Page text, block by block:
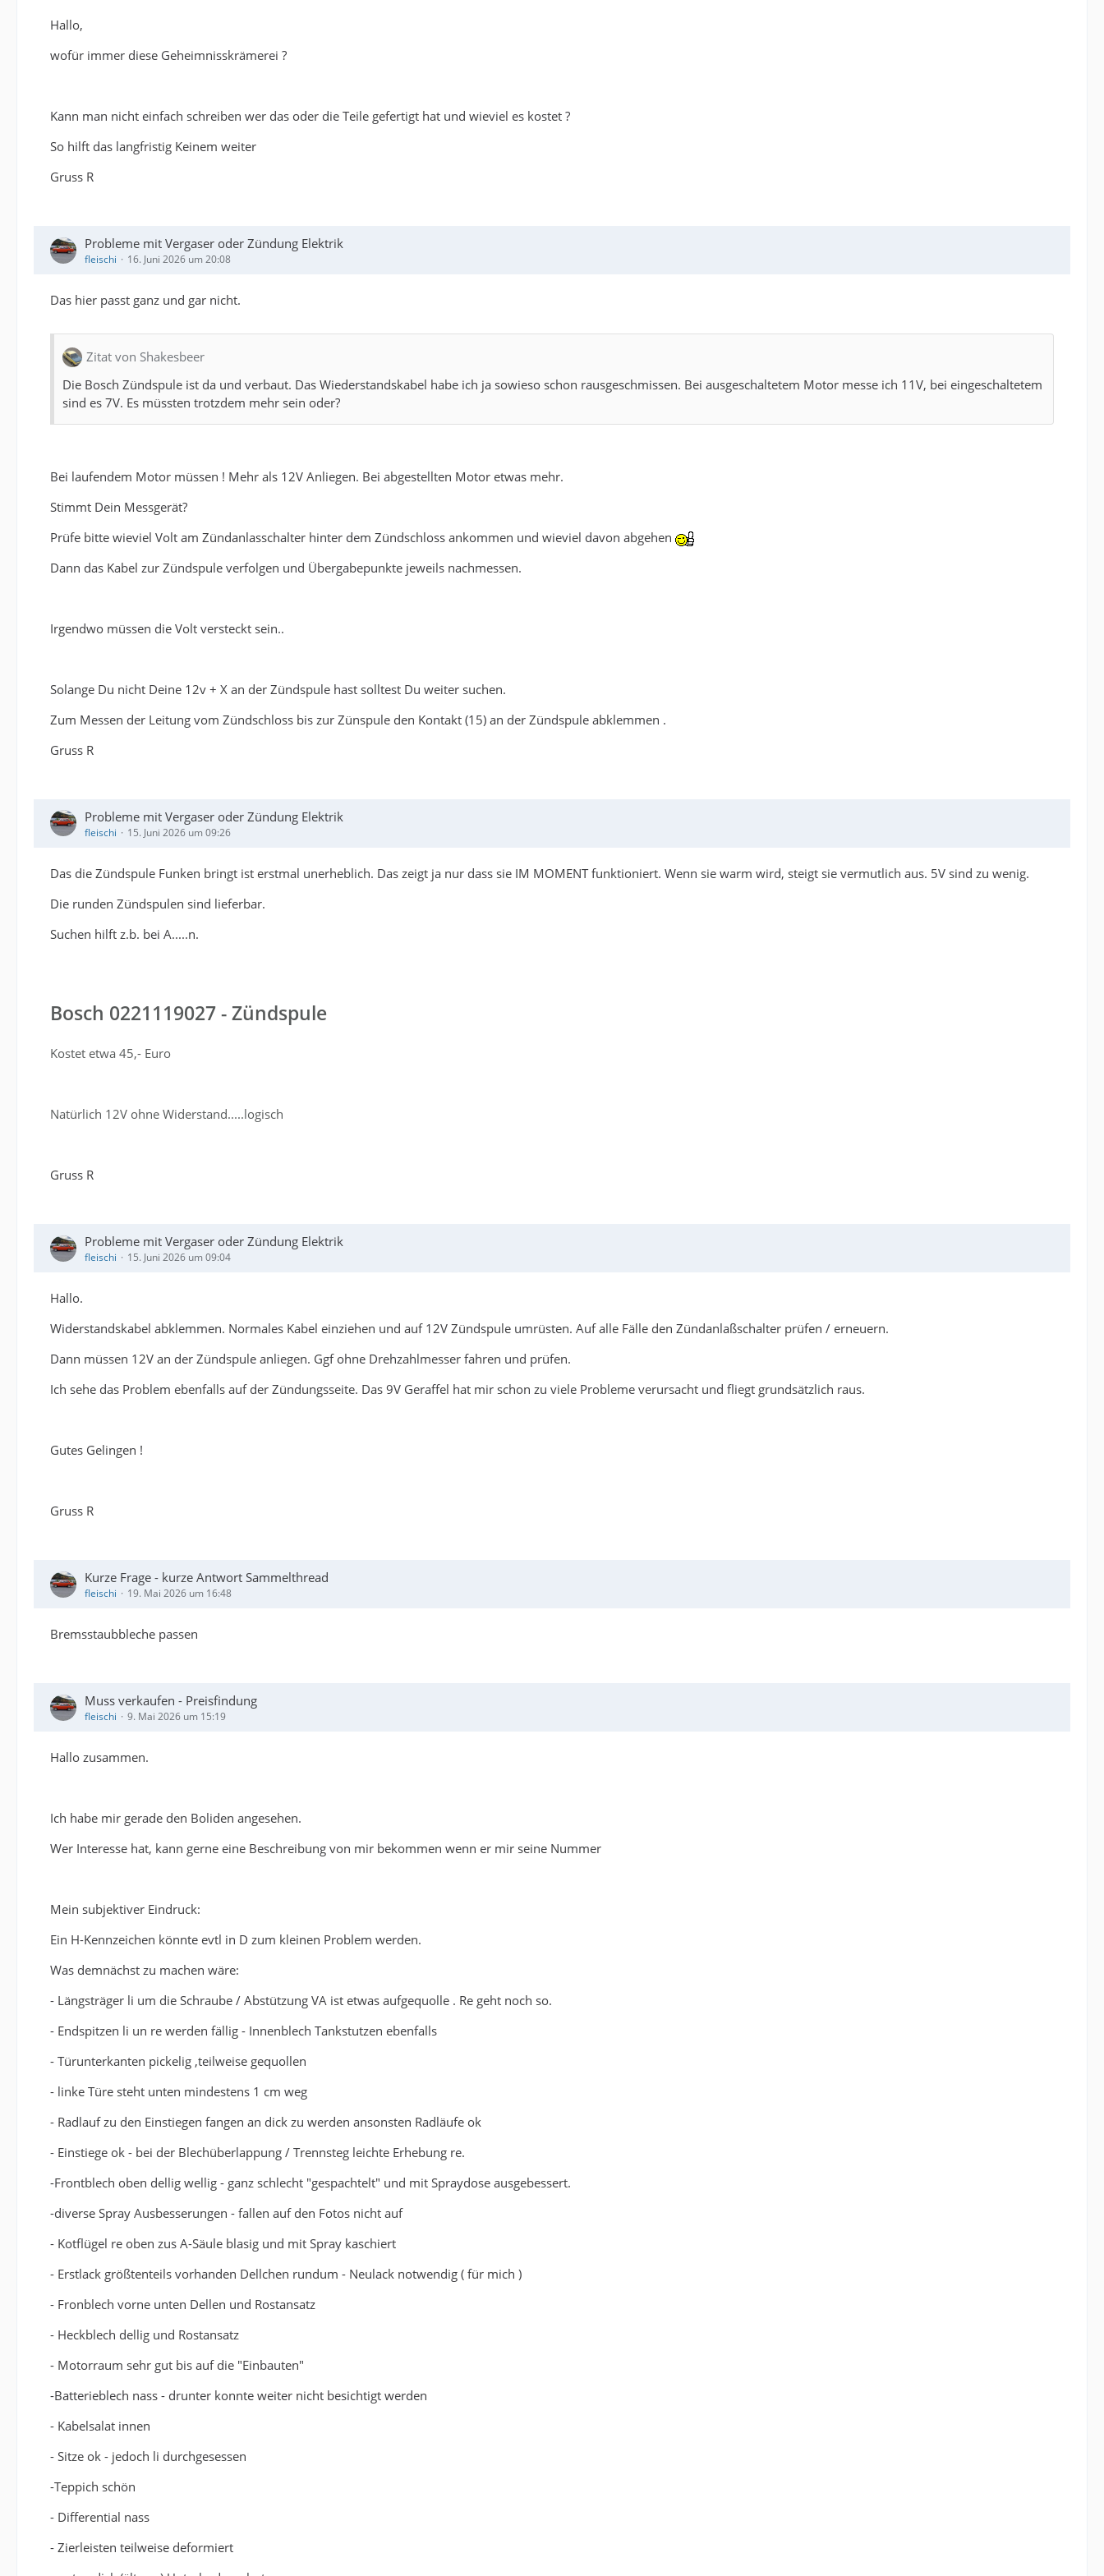
Hallo,
wofür immer diese Geheimnisskrämerei ?
Kann man nicht einfach schreiben wer das oder die Teile gefertigt hat und wieviel es kostet ?
So hilft das langfristig Keinem weiter
Gruss R
Probleme mit Vergaser oder Zündung Elektrik
fleischi 16. Juni 2026 um 20:08
Das hier passt ganz und gar nicht.
Zitat von Shakesbeer
Die Bosch Zündspule ist da und verbaut. Das Wiederstandskabel habe ich ja sowieso schon rausgeschmissen. Bei ausgeschaltetem Motor messe ich 11V, bei eingeschaltetem
sind es 7V. Es müssten trotzdem mehr sein oder?
Bei laufendem Motor müssen ! Mehr als 12V Anliegen. Bei abgestellten Motor etwas mehr.
Stimmt Dein Messgerät?
Prüfe bitte wieviel Volt am Zündanlasschalter hinter dem Zündschloss ankommen und wieviel davon abgehen
Dann das Kabel zur Zündspule verfolgen und Übergabepunkte jeweils nachmessen.
Irgendwo müssen die Volt versteckt sein..
Solange Du nicht Deine 12v + X an der Zündspule hast solltest Du weiter suchen.
Zum Messen der Leitung vom Zündschloss bis zur Zünspule den Kontakt (15) an der Zündspule abklemmen .
Gruss R
Probleme mit Vergaser oder Zündung Elektrik
fleischi 15. Juni 2026 um 09:26
Das die Zündspule Funken bringt ist erstmal unerheblich. Das zeigt ja nur dass sie IM MOMENT funktioniert. Wenn sie warm wird, steigt sie vermutlich aus. 5V sind zu wenig.
Die runden Zündspulen sind lieferbar.
Suchen hilft z.b. bei A.....n.
Bosch 0221119027 - Zündspule
Kostet etwa 45,- Euro
Natürlich 12V ohne Widerstand.....logisch
Gruss R
Probleme mit Vergaser oder Zündung Elektrik
fleischi 15. Juni 2026 um 09:04
Hallo.
Widerstandskabel abklemmen. Normales Kabel einziehen und auf 12V Zündspule umrüsten. Auf alle Fälle den Zündanlaßschalter prüfen / erneuern.
Dann müssen 12V an der Zündspule anliegen. Ggf ohne Drehzahlmesser fahren und prüfen.
Ich sehe das Problem ebenfalls auf der Zündungsseite. Das 9V Geraffel hat mir schon zu viele Probleme verursacht und fliegt grundsätzlich raus.
Gutes Gelingen !
Gruss R
Kurze Frage - kurze Antwort Sammelthread
fleischi 19. Mai 2026 um 16:48
Bremsstaubbleche passen
Muss verkaufen - Preisfindung
fleischi 9. Mai 2026 um 15:19
Hallo zusammen.
Ich habe mir gerade den Boliden angesehen.
Wer Interesse hat, kann gerne eine Beschreibung von mir bekommen wenn er mir seine Nummer
Mein subjektiver Eindruck:
Ein H-Kennzeichen könnte evtl in D zum kleinen Problem werden.
Was demnächst zu machen wäre:
- Längsträger li um die Schraube / Abstützung VA ist etwas aufgequolle . Re geht noch so.
- Endspitzen li un re werden fällig - Innenblech Tankstutzen ebenfalls
- Türunterkanten pickelig ,teilweise gequollen
- linke Türe steht unten mindestens 1 cm weg
- Radlauf zu den Einstiegen fangen an dick zu werden ansonsten Radläufe ok
- Einstiege ok - bei der Blechüberlappung / Trennsteg leichte Erhebung re.
-Frontblech oben dellig wellig - ganz schlecht "gespachtelt" und mit Spraydose ausgebessert.
-diverse Spray Ausbesserungen - fallen auf den Fotos nicht auf
- Kotflügel re oben zus A-Säule blasig und mit Spray kaschiert
- Erstlack größtenteils vorhanden Dellchen rundum - Neulack notwendig ( für mich )
- Fronblech vorne unten Dellen und Rostansatz
- Heckblech dellig und Rostansatz
- Motorraum sehr gut bis auf die "Einbauten"
-Batterieblech nass - drunter konnte weiter nicht besichtigt werden
- Kabelsalat innen
- Sitze ok - jedoch li durchgesessen
-Teppich schön
- Differential nass
- Zierleisten teilweise deformiert